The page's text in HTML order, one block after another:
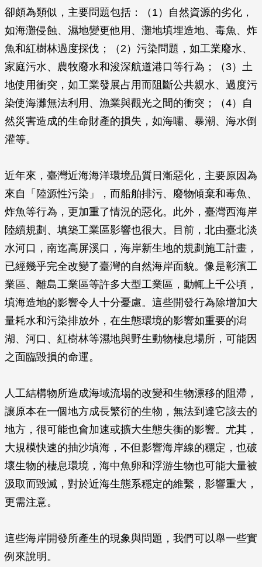
卻頗為類似，主要問題包括：（1）自然資源的劣化，
如海灘侵蝕、濕地變更他用、灘地填埋造地、毒魚、炸
魚和紅樹林過度採伐；（2）污染問題，如工業廢水、
家庭污水、農牧廢水和浚深航道港口等行為；（3）土
地使用衝突，如工業發展占用而阻斷公共親水、過度污
染使海灘無法利用、漁業與觀光之間的衝突；（4）自
然災害造成的生命財產的損失，如海嘯、暴潮、海水倒
灌等。
近年來，臺灣近海海洋環境品質日漸惡化，主要原因為
來自「陸源性污染」，而船舶排污、廢物傾棄和毒魚、
炸魚等行為，更加重了情況的惡化。此外，臺灣西海岸
陸續規劃、填築工業區影響也很大。目前，北由臺北淡
水河口，南迄高屏溪口，海岸新生地的規劃施工計畫，
已經幾乎完全改變了臺灣的自然海岸面貌。像是彰濱工
業區、離島工業區等許多大型工業區，動輒上千公頃，
填海造地的影響令人十分憂慮。這些開發行為除增加大
量耗水和污染排放外，在生態環境的影響如重要的潟
湖、河口、紅樹林等濕地與野生動物棲息場所，可能因
之面臨毀損的命運。
人工結構物所造成海域流場的改變和生物漂移的阻滯，
讓原本在一個地方成長繁衍的生物，無法到達它該去的
地方，很可能也會加速或擴大生態失衡的影響。尤其，
大規模快速的抽沙填海，不但影響海岸線的穩定，也破
壞生物的棲息環境，海中魚卵和浮游生物也可能大量被
汲取而毀滅，對於近海生態系穩定的維繫，影響重大，
更需注意。
這些海岸開發所產生的現象與問題，我們可以舉一些實
例來說明。